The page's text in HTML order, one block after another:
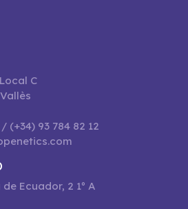
C
(+34) 93 784 82 12
Ecuador, 2 1º A